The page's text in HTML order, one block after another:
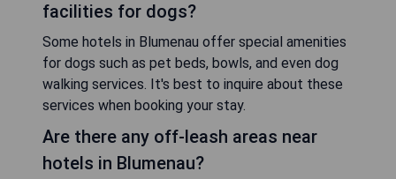
facilities for dogs?
Some hotels in Blumenau offer special amenities
for dogs such as pet beds, bowls, and even dog
walking services. It's best to inquire about these
services when booking your stay.
Are there any off-leash areas near
hotels in Blumenau?